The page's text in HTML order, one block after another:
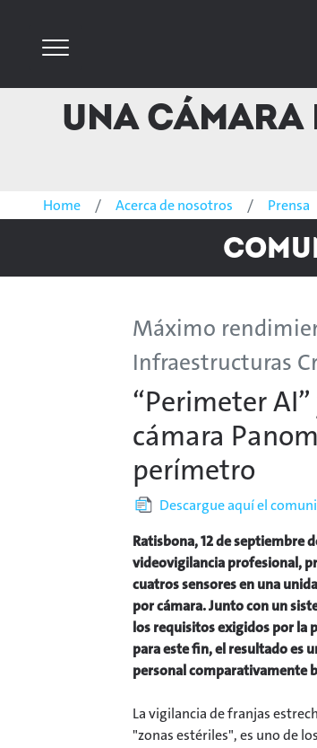
Una
Home Acerca de nosotros Prensa
Máximo
Infraestructuras
“Perimeter
cámara
perímetro
Descargue aquí el
Ratisbona, 12 de septiembre
videovigilancia profesional,
cuatros sensores en una
por cámara. Junto con un
los requisitos exigidos por la
para este fin, el resultado es
personal comparativamente
La vigilancia de franjas
"zonas estériles", es uno de